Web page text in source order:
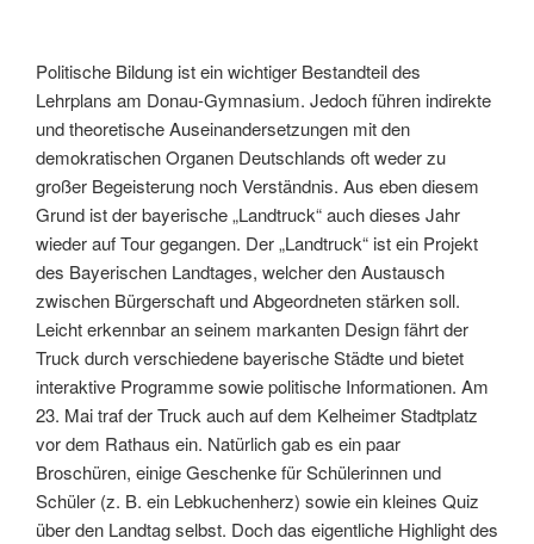
Politische Bildung ist ein wichtiger Bestandteil des
Lehrplans am Donau-Gymnasium. Jedoch führen indirekte
und theoretische Auseinandersetzungen mit den
demokratischen Organen Deutschlands oft weder zu
großer Begeisterung noch Verständnis. Aus eben diesem
Grund ist der bayerische „Landtruck“ auch dieses Jahr
wieder auf Tour gegangen. Der „Landtruck“ ist ein Projekt
des Bayerischen Landtages, welcher den Austausch
zwischen Bürgerschaft und Abgeordneten stärken soll.
Leicht erkennbar an seinem markanten Design fährt der
Truck durch verschiedene bayerische Städte und bietet
interaktive Programme sowie politische Informationen. Am
23. Mai traf der Truck auch auf dem Kelheimer Stadtplatz
vor dem Rathaus ein. Natürlich gab es ein paar
Broschüren, einige Geschenke für Schülerinnen und
Schüler (z. B. ein Lebkuchenherz) sowie ein kleines Quiz
über den Landtag selbst. Doch das eigentliche Highlight des